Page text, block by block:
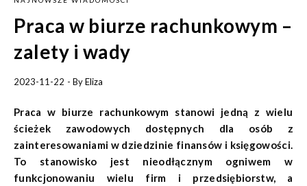
Praca w biurze rachunkowym –
zalety i wady
2023-11-22 - ByEliza
Praca w biurze rachunkowym stanowi jedną z wielu
ścieżek zawodowych dostępnych dla osób z
zainteresowaniami w dziedzinie finansów i księgowości.
To stanowisko jest nieodłącznym ogniwem w
funkcjonowaniu wielu firm i przedsiębiorstw, a